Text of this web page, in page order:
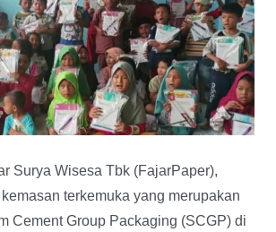
Surya Wisesa Tbk (FajarPaper),
terkemuka yang merupakan
Cement Group Packaging (SCGP) di